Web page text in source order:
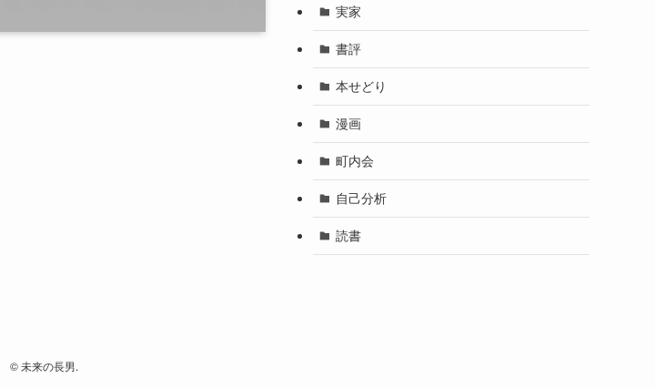
実家
書評
本せどり
漫画
町内会
自己分析
読書
©未来の長男.